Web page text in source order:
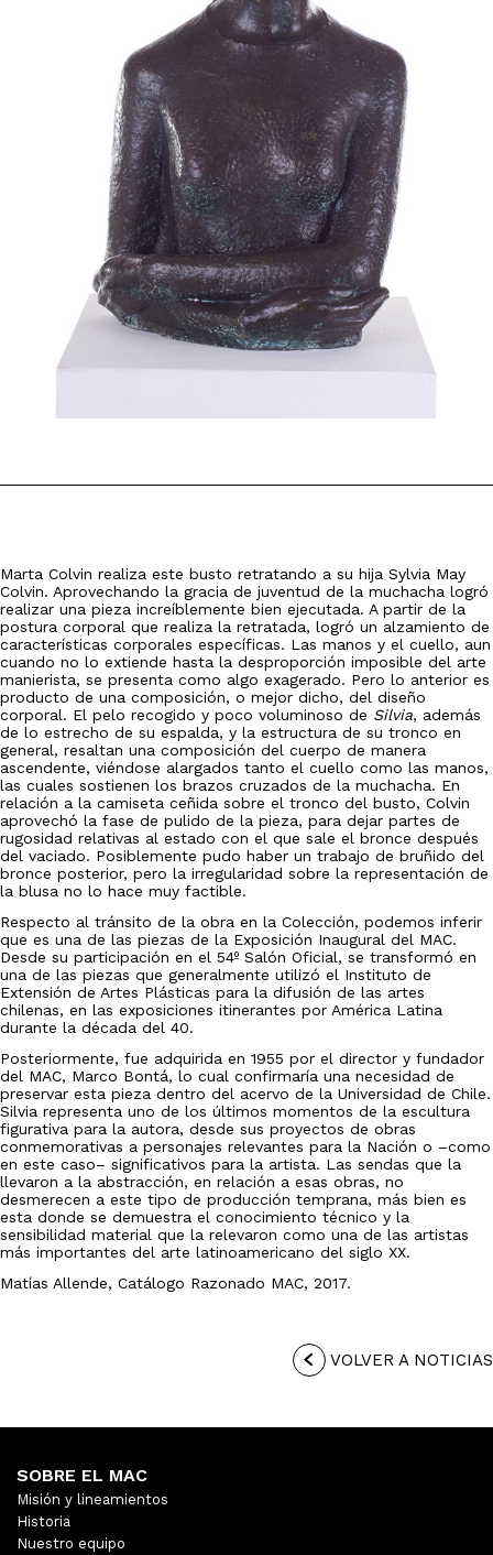
Marta Colvin realiza este busto retratando a su hija Sylvia May
Colvin. Aprovechando la gracia de juventud de la muchacha logró
realizar una pieza increíblemente bien ejecutada. A partir de la
postura corporal que realiza la retratada, logró un alzamiento de
características corporales específicas. Las manos y el cuello, aun
cuando no lo extiende hasta la desproporción imposible del arte
manierista, se presenta como algo exagerado. Pero lo anterior es
producto de una composición, o mejor dicho, del diseño
corporal. El pelo recogido y poco voluminoso de Silvia, además
de lo estrecho de su espalda, y la estructura de su tronco en
general, resaltan una composición del cuerpo de manera
ascendente, viéndose alargados tanto el cuello como las manos,
las cuales sostienen los brazos cruzados de la muchacha. En
relación a la camiseta ceñida sobre el tronco del busto, Colvin
aprovechó la fase de pulido de la pieza, para dejar partes de
rugosidad relativas al estado con el que sale el bronce después
del vaciado. Posiblemente pudo haber un trabajo de bruñido del
bronce posterior, pero la irregularidad sobre la representación de
la blusa no lo hace muy factible.
Respecto al tránsito de la obra en la Colección, podemos inferir
que es una de las piezas de la Exposición Inaugural del MAC.
Desde su participación en el 54º Salón Oficial, se transformó en
una de las piezas que generalmente utilizó el Instituto de
Extensión de Artes Plásticas para la difusión de las artes
chilenas, en las exposiciones itinerantes por América Latina
durante la década del 40.
Posteriormente, fue adquirida en 1955 por el director y fundador
del MAC, Marco Bontá, lo cual confirmaría una necesidad de
preservar esta pieza dentro del acervo de la Universidad de Chile.
Silvia representa uno de los últimos momentos de la escultura
figurativa para la autora, desde sus proyectos de obras
conmemorativas a personajes relevantes para la Nación o –como
en este caso– significativos para la artista. Las sendas que la
llevaron a la abstracción, en relación a esas obras, no
desmerecen a este tipo de producción temprana, más bien es
esta donde se demuestra el conocimiento técnico y la
sensibilidad material que la relevaron como una de las artistas
más importantes del arte latinoamericano del siglo XX.
Matías Allende, Catálogo Razonado MAC, 2017.
VOLVER A NOTICIAS
SOBRE EL MAC
Misión y lineamientos
Historia
Nuestro equipo